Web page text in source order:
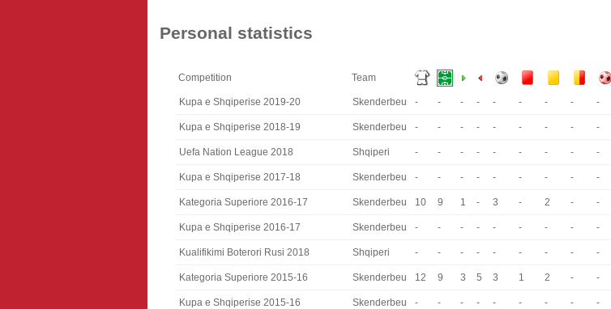
Personal statistics
Competition Team
Kupa e Shqiperise 2019-20 Skenderbeu - - - - - - - - -
Kupa e Shqiperise 2018-19 Skenderbeu - - - - - - - - -
Uefa Nation League 2018 Shqiperi - - - - - - - - -
Kupa e Shqiperise 2017-18 Skenderbeu - - - - - - - - -
Kategoria Superiore 2016-17 Skenderbeu 10 9 1 - 3 - 2 - -
Kupa e Shqiperise 2016-17 Skenderbeu - - - - - - - - -
Kualifikimi Boterori Rusi 2018 Shqiperi - - - - - - - - -
Kategoria Superiore 2015-16 Skenderbeu 12 9 3 5 3 1 2 - -
Kupa e Shqiperise 2015-16 Skenderbeu - - - - - - - - -